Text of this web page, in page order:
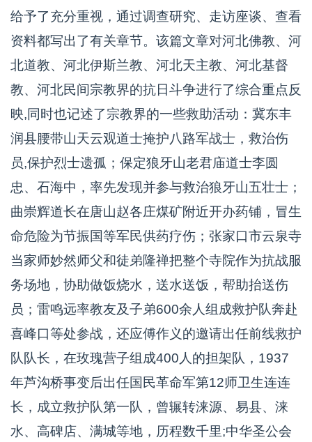
给予了充分重视，通过调查研究、走访座谈、查看
资料都写出了有关章节。该篇文章对河北佛教、河
北道教、河北伊斯兰教、河北天主教、河北基督
教、河北民间宗教界的抗日斗争进行了综合重点反
映,同时也记述了宗教界的一些救助活动：冀东丰
润县腰带山天云观道士掩护八路军战士，救治伤
员,保护烈士遗孤；保定狼牙山老君庙道士李圆
忠、石海中，率先发现并参与救治狼牙山五壮士；
曲崇辉道长在唐山赵各庄煤矿附近开办药铺，冒生
命危险为节振国等军民供药疗伤；张家口市云泉寺
当家师妙然师父和徒弟隆禅把整个寺院作为抗战服
务场地，协助做饭烧水，送水送饭，帮助抬送伤
员；雷鸣远率教友及子弟600余人组成救护队奔赴
喜峰口等处参战，还应傅作义的邀请出任前线救护
队队长，在玫瑰营子组成400人的担架队，1937
年芦沟桥事变后出任国民革命军第12师卫生连连
长，成立救护队第一队，曾辗转涞源、易县、涞
水、高碑店、满城等地，历程数千里;中华圣公会